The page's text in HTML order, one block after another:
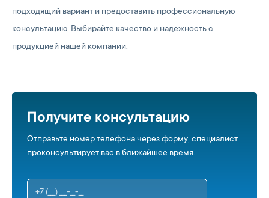
подходящий вариант и предоставить профессиональную
консультацию. Выбирайте качество и надежность с
продукцией нашей компании.
Получите консультацию
Отправьте номер телефона через форму, специалист
проконсультирует вас в ближайшее время.